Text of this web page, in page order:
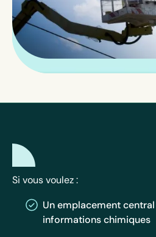
Si vous voulez :
Un emplacement
informations chimiques